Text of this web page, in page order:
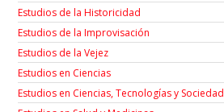
Estudios de la Historicidad
Estudios de la Improvisación
Estudios de la Vejez
Estudios en Ciencias
Estudios en Ciencias, Tecnologías y Sociedad